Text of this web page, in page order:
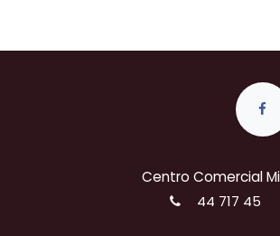
Centro Comercial
44 717 45